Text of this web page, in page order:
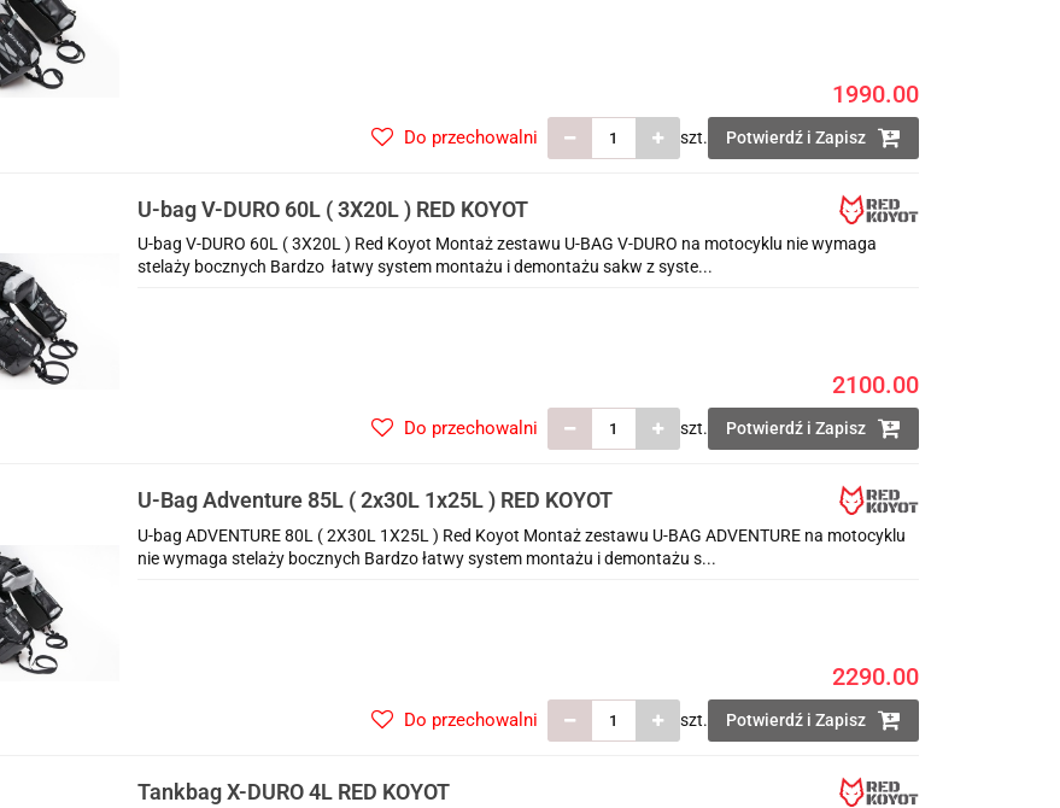
1990.00
szt. Potwierdź i Zapisz
Do przechowalni
U-bag V-DURO 60L ( 3X20L ) RED KOYOT
U-bag V-DURO 60L ( 3X20L ) Red Koyot Montaż zestawu U-BAG V-DURO na motocyklu nie wymaga
stelaży bocznych Bardzo łatwy system montażu i demontażu sakw z syste...
2100.00
szt. Potwierdź i Zapisz
Do przechowalni
U-Bag Adventure 85L ( 2x30L 1x25L ) RED KOYOT
U-bag ADVENTURE 80L ( 2X30L 1X25L ) Red Koyot Montaż zestawu U-BAG ADVENTURE na motocyklu
nie wymaga stelaży bocznych Bardzo łatwy system montażu i demontażu s...
2290.00
szt. Potwierdź i Zapisz
Do przechowalni
Tankbag X-DURO 4L RED KOYOT